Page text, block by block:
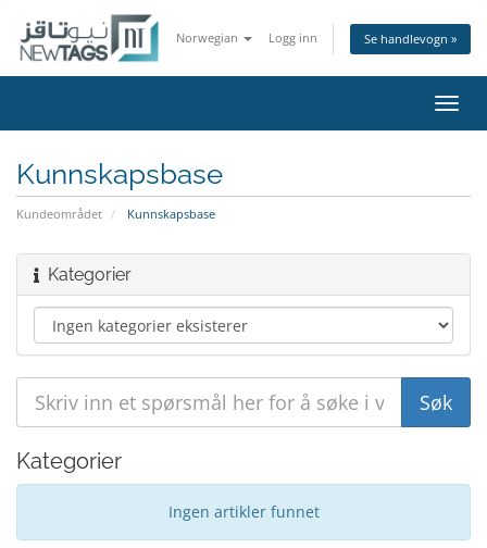
Norwegian Logg inn Se handlevogn »
Bytt
Kunnskapsbase
Kundeområdet Kunnskapsbase
Kategorier
Kategorier
Ingen artikler funnet